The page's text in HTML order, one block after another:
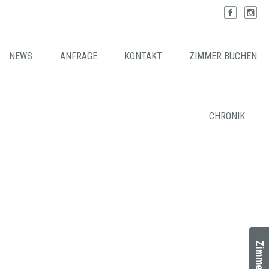
ZIMMER BUCHEN
KONTAKT
ANFRAGE
NEWS
CHRONIK